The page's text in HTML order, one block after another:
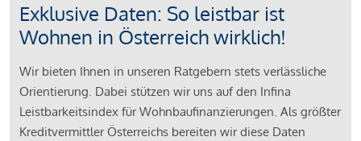
Exklusive Daten: So leistbar ist
Wohnen in Österreich wirklich!
Wir bieten Ihnen in unseren Ratgebern stets verlässliche
Orientierung. Dabei stützen wir uns auf den Infina
Leistbarkeitsindex für Wohnbaufinanzierungen. Als größter
Kreditvermittler Österreichs bereiten wir diese Daten